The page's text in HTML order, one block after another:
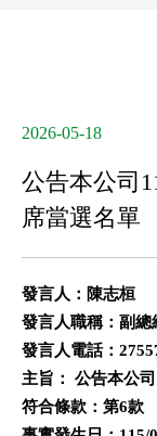
2026-05-18
公告本公司
席當選名單
發言人：陳志桓
發言人職稱：副總
發言人電話：
主旨： 公告本公
符合條款：第6款